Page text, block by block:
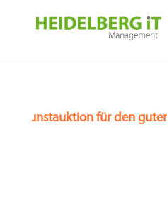
Beendet: Kunstauktion für